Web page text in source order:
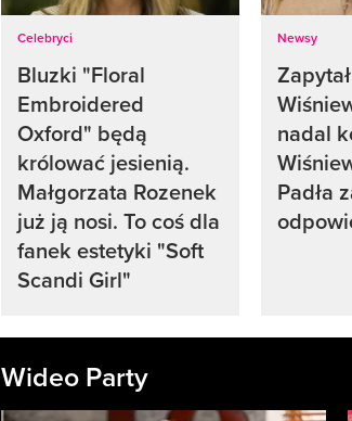
Celebryci
Bluzki "Floral
Embroidered
Oxford" będą
królować jesienią.
Małgorzata Rozenek
już ją nosi. To coś dla
fanek estetyki "Soft
Scandi Girl"
Newsy
nadal
Padła
Wideo Party